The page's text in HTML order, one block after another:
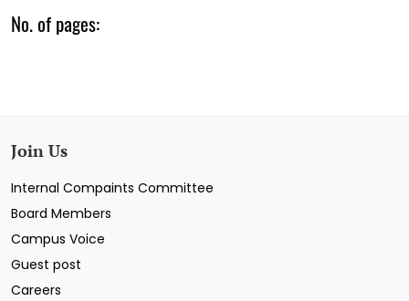
No. of pages:
Join Us
Internal Compaints Committee
Board Members
Campus Voice
Guest post
Careers